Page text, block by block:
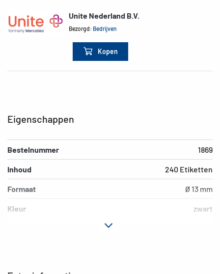
Unite Nederland B.V.
Bezorgd: Bedrijven
Kopen
Eigenschappen
Bestelnummer 1869
Inhoud 240 Etiketten
Formaat Ø 13 mm
Kleur zwart